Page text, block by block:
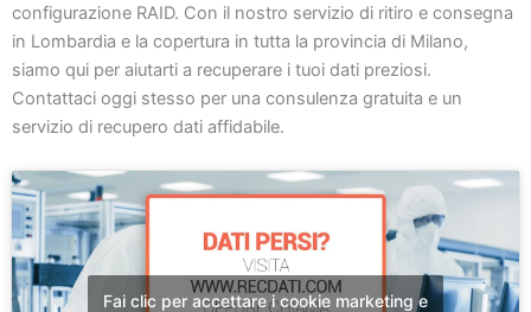
configurazione RAID. Con il nostro servizio di ritiro e consegna
in Lombardia e la copertura in tutta la provincia di Milano,
siamo qui per aiutarti a recuperare i tuoi dati preziosi.
Contattaci oggi stesso per una consulenza gratuita e un
servizio di recupero dati affidabile.
Fai clic per accettare i cookie marketing e